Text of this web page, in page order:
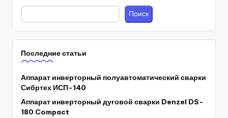
Поиск
Последние статьи
Аппарат инверторный полуавтоматический сварки
Сибртех ИСП-140
Аппарат инверторный дуговой сварки Denzel DS-
180 Compact